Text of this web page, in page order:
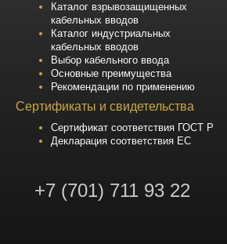
Каталог взрывозащищенных
кабельных вводов
Каталог индустриальных
кабельных вводов
Выбор кабельного ввода
Основные преимущества
Рекомендации по применению
Сертификаты и свидетельства
Сертификат соответствия ГОСТ Р
Декларация соответствия ЕС
+7 (701) 711 93 22